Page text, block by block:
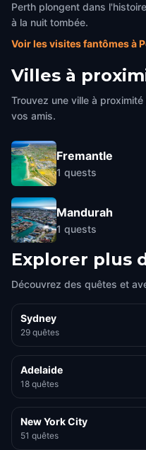
Perth plongent dans
à la nuit tombée.
Voir les visites fantômes à
Villes à
Trouvez une ville à
vos amis.
Fremantle
1 quests
Mandurah
1 quests
Explorer plus
Découvrez des quêtes et
Sydney
29 quêtes
Adelaide
18 quêtes
New York City
51 quêtes